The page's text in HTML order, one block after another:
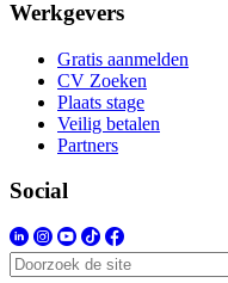
Werkgevers
Gratis aanmelden
CV Zoeken
Plaats stage
Veilig betalen
Partners
Social